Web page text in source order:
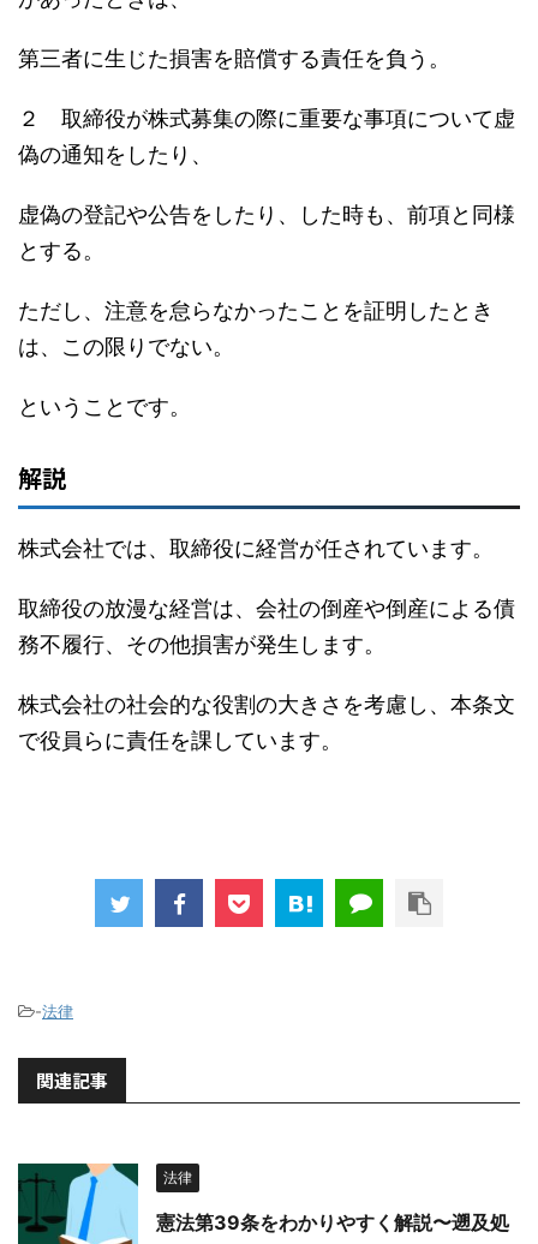
第三者に生じた損害を賠償する責任を負う。
２ 取締役が株式募集の際に重要な事項について虚
偽の通知をしたり、
虚偽の登記や公告をしたり、した時も、前項と同様
とする。
ただし、注意を怠らなかったことを証明したとき
は、この限りでない。
ということです。
解説
株式会社では、取締役に経営が任されています。
取締役の放漫な経営は、会社の倒産や倒産による債
務不履行、その他損害が発生します。
株式会社の社会的な役割の大きさを考慮し、本条文
で役員らに責任を課しています。
-法律
関連記事
法律
憲法第39条をわかりやすく解説〜遡及処